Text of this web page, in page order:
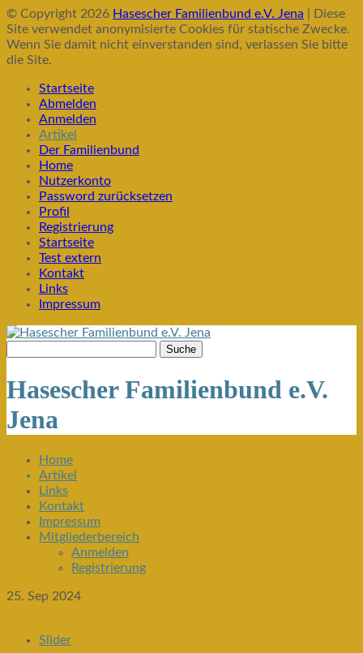
© Copyright 2026 Hasescher Familienbund e.V. Jena | Diese
Site verwendet anonymisierte Cookies für statische Zwecke.
Wenn Sie damit nicht einverstanden sind, verlassen Sie bitte
die Site.
Startseite
Abmelden
Anmelden
Artikel
Der Familienbund
Home
Nutzerkonto
Password zurücksetzen
Profil
Registrierung
Startseite
Test extern
Kontakt
Links
Impressum
Hasescher Familienbund e.V.
Jena
Home
Artikel
Links
Kontakt
Impressum
Mitgliederbereich
Anmelden
Registrierung
25. Sep 2024
Slider